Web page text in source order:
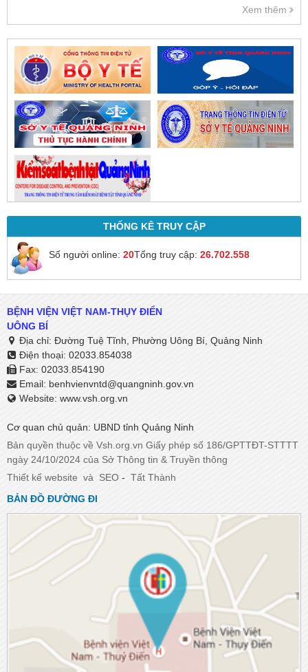
trực tiếp.
Xem thêm
THỐNG KÊ TRUY CẬP
Số người online: 20Tổng truy cập: 26.702.558
BỆNH VIỆN VIỆT NAM-THỤY ĐIỂN
UÔNG BÍ
Địa chỉ: Đường Tuệ Tĩnh, Phường Uông Bí, Quảng Ninh
Điện thoại: 02033.854038
Fax: 02033.854190
Email: benhvienvntd@quangninh.gov.vn​​​​​​​
Website: www.vsh.org.vn
Cơ quan chủ quản: UBND tỉnh Quảng Ninh
Bản quyền thuộc về Vsh.org.vn Giấy phép số 186/GPTTĐT-STTTT
ngày 24/10/2024 của Sở Thông tin & Truyền thông
Thiết kế website và SEO - Tất Thành
BẢN ĐỒ ĐƯỜNG ĐI